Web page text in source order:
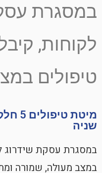
במסגרת
לקוחות,
טיפולים
שניה
במסגרת עסקת שידרוג
במצב מעולה, שמורה